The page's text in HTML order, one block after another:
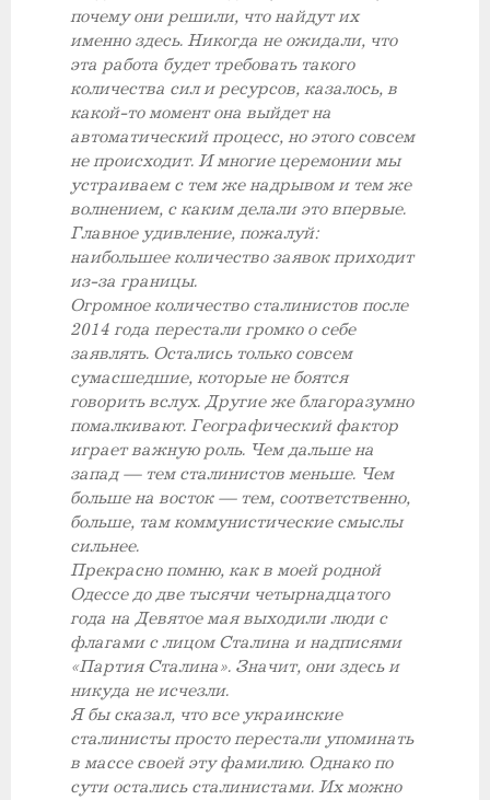
почему они решили, что найдут их
именно здесь. Никогда не ожидали, что
эта работа будет требовать такого
количества сил и ресурсов, казалось, в
какой-то момент она выйдет на
автоматический процесс, но этого совсем
не происходит. И многие церемонии мы
устраиваем с тем же надрывом и тем же
волнением, с каким делали это впервые.
Главное удивление, пожалуй:
наибольшее количество заявок приходит
из-за границы.
Огромное количество сталинистов после
2014 года перестали громко о себе
заявлять. Остались только совсем
сумасшедшие, которые не боятся
говорить вслух. Другие же благоразумно
помалкивают. Географический фактор
играет важную роль. Чем дальше на
запад — тем сталинистов меньше. Чем
больше на восток — тем, соответственно,
больше, там коммунистические смыслы
сильнее.
Прекрасно помню, как в моей родной
Одессе до две тысячи четырнадцатого
года на Девятое мая выходили люди с
флагами с лицом Сталина и надписями
«Партия Сталина». Значит, они здесь и
никуда не исчезли.
Я бы сказал, что все украинские
сталинисты просто перестали упоминать
в массе своей эту фамилию. Однако по
сути остались сталинистами. Их можно